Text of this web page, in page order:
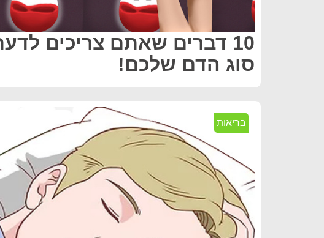
10 דברים שאתם צריכים
סוג הדם שלכם!
בריאות